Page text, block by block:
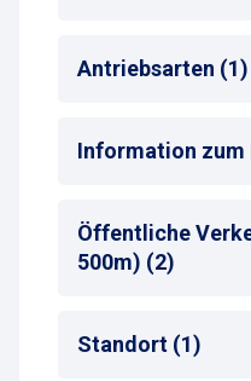
Max. Parkdauer:
Antriebsarten (1)
Information zum
Bahnhof
:
Entfernung zum
< 50 m
Öffentliche
500m) (2)
Bus-Haltestelle
Zug-Haltestelle
Standort (1)